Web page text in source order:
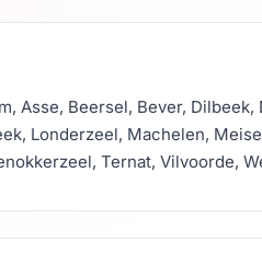
Asse, Beersel, Bever,
Londerzeel, Machelen,
Ternat, Vilvoorde,